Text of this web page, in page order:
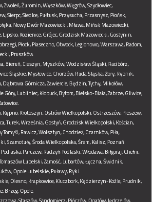
Zwoleń,Żuromin,Wyszków,Węgrów,Szydłowiec,
Sierpc,Siedlce,Pułtusk,Przysucha,Przasnysz,Płońsk,
Nowy Dwór Mazowiecki,Mława,Mińsk Mazowiecki,
Lipsko,Kozienice,Grójec,Grodzisk Mazowiecki,Gostynin,
Płock,Piaseczno,Otwock,Legionowo,Warszawa,Radom,
Pruszków.
Bieruń,Cieszyn,Myszków,Wodzisław Śląski,Racibórz,
Śląskie,Mysłowice,Chorzów,Ruda Śląska,Żory,Rybnik,
Dąbrowa Górnicza,Zawiercie,Będzin,Tychy,Mikołów,
Góry,Lubliniec,Kłobuck,Bytom,Bielsko-Biała,Zabrze,Gliwice,
Kępno,Krotoszyn,Ostrów Wielkopolski,Ostrzeszów,Pleszew,
Turek,Września,Gostyń,Grodzisk Wielkopolski,Kościan,
Tomyśl,Rawicz,Wolsztyn,Chodzież,Czarnków,Piła,
Szamotuły,Środa Wielkopolska,Śrem,Kalisz,Poznań.
Podlaska,Parczew,Radzyń Podlaski,Włodawa,Biłgoraj,Chełm,
Lubelski,Zamość,Lubartów,Łęczna,Świdnik,
Opole Lubelskie,Puławy,Ryki.
Olesno,Krapkowice,Kluczbork,Kędzierzyn-Koźle,Prudnik,
Brzeg,Opole.